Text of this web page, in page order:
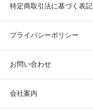
特定商取引法に基づく表記
プライバシーポリシー
お問い合わせ
会社案内